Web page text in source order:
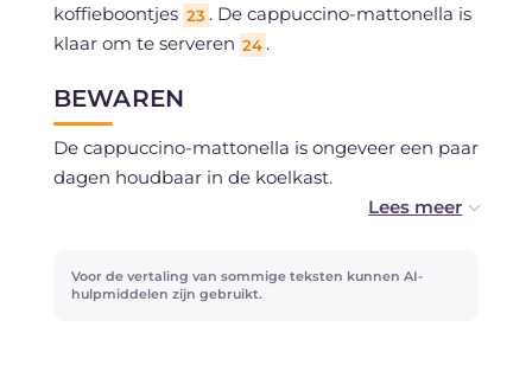
koffieboontjes 23 . De cappuccino-mattonella is
klaar om te serveren 24 .
BEWAREN
De cappuccino-mattonella is ongeveer een paar
dagen houdbaar in de koelkast.
kamertemperatuur bewaren, gewikkeld in
plasticfolie.
Voor de vertaling van sommige teksten kunnen AI-
hulpmiddelen zijn gebruikt.